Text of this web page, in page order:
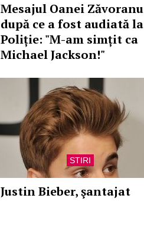
Mesajul Oanei Zăvoranu
după ce a fost audiată la
Poliție: "M-am simțit ca
Michael Jackson!"
STIRI
Justin Bieber, şantajat